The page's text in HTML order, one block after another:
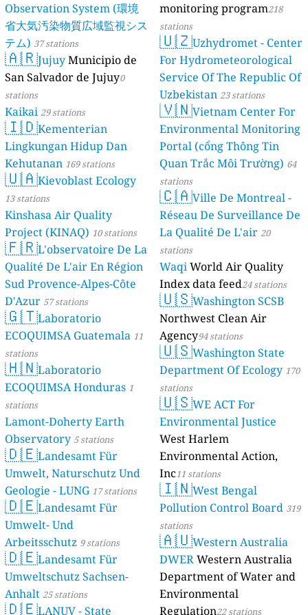
Observation System (環境
省大気汚染物質広域監視シス
テム) 37 stations
🇦🇷Jujuy Municipio de
San Salvador de Jujuy0
stations
Kaikai 29 stations
🇮🇩Kementerian
Lingkungan Hidup Dan
Kehutanan 169 stations
🇺🇦Kievoblast Ecology
13 stations
Kinshasa Air Quality
Project (KINAQ) 10 stations
🇫🇷L'observatoire De La
Qualité De L'air En Région
Sud Provence-Alpes-Côte
D'Azur 57 stations
🇬🇹Laboratorio
ECOQUIMSA Guatemala 11
stations
🇭🇳Laboratorio
ECOQUIMSA Honduras 1
stations
Lamont-Doherty Earth
Observatory 5 stations
🇩🇪Landesamt Für
Umwelt, Naturschutz Und
Geologie - LUNG 17 stations
🇩🇪Landesamt Für
Umwelt- Und
Arbeitsschutz 9 stations
🇩🇪Landesamt Für
Umweltschutz Sachsen-
Anhalt 25 stations
🇩🇪LANUV - State
monitoring program218
stations
🇺🇿Uzhydromet - Center
For Hydrometeorological
Service Of The Republic Of
Uzbekistan 23 stations
🇻🇳Vietnam Center For
Environmental Monitoring
Portal (cổng Thông Tin
Quan Trắc Môi Trường) 64
stations
🇨🇦Ville De Montreal -
Réseau De Surveillance De
La Qualité De L'air 20
stations
WaqiWorld Air Quality
Index data feed24 stations
🇺🇸Washington SCSB
Northwest Clean Air
Agency94 stations
🇺🇸Washington State
Department Of Ecology 170
stations
🇺🇸WE ACT For
Environmental Justice
West Harlem
Environmental Action,
Inc11 stations
🇮🇳West Bengal
Pollution Control Board 319
stations
🇦🇺Western Australia
DWERWestern Australia
Department of Water and
Environmental
Regulation22 stations